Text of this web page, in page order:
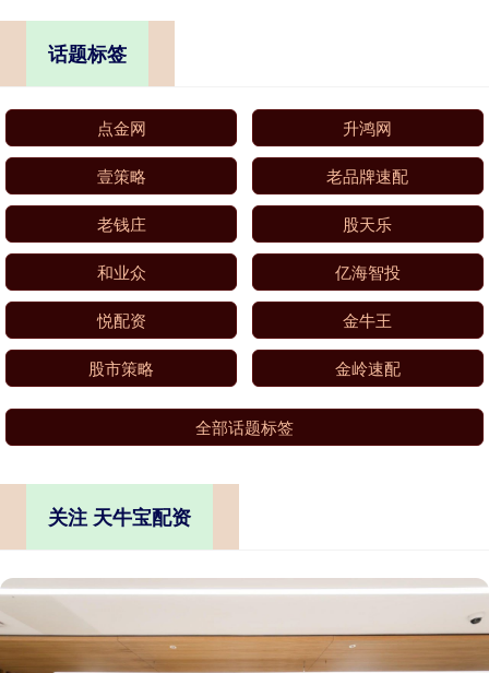
话题标签
点金网 升鸿网
壹策略 老品牌速配
老钱庄 股天乐
和业众 亿海智投
悦配资 金牛王
股市策略 金岭速配
全部话题标签
关注 天牛宝配资